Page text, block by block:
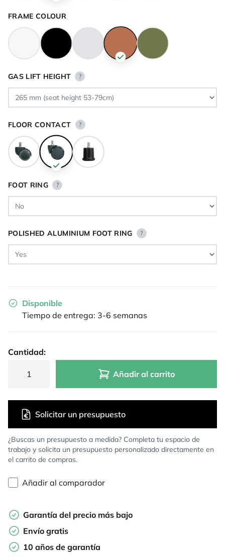
FRAME COLOUR
GAS LIFT HEIGHT ?
FLOOR CONTACT ?
FOOT RING ?
POLISHED ALUMINIUM FOOT RING ?
Disponible
Tiempo de entrega: 3-6 semanas
Cantidad:
Añadir al carrito
¿Buscas un presupuesto a medida? Completa tu espacio de
trabajo y solicita un presupuesto personalizado directamente en
el carrito de compras.
Solicitar un presupuesto
Añadir al comparador
Garantía del precio más bajo
Envío gratis
10 años de garantía